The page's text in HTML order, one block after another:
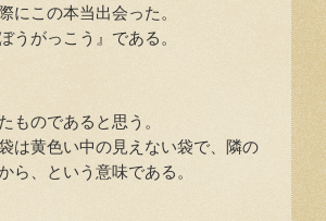
この本当出会った。
がっこう』である。
のであると思う。
は黄色い中の見えない袋で、隣の
ら、という意味である。